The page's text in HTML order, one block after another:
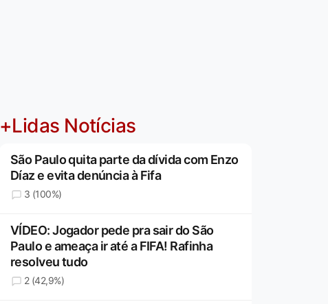
+Lidas Notícias
São Paulo quita parte da dívida com Enzo
Díaz e evita denúncia à Fifa
3 (100%)
VÍDEO: Jogador pede pra sair do São
Paulo e ameaça ir até a FIFA! Rafinha
resolveu tudo
2 (42,9%)